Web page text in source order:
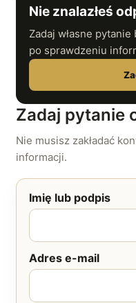
Nie znalazłeś
Zadaj własne
po sprawdzeniu
Zadaj pytanie
Nie musisz zakładać
informacji.
Imię lub podpis
Adres e-mail